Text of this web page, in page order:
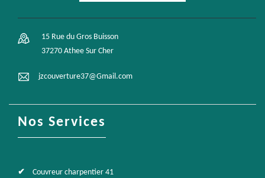
15 Rue du Gros Buisson
37270 Athee Sur Cher
jzcouverture37@Gmail.com
Nos Services
Couvreur charpentier 41